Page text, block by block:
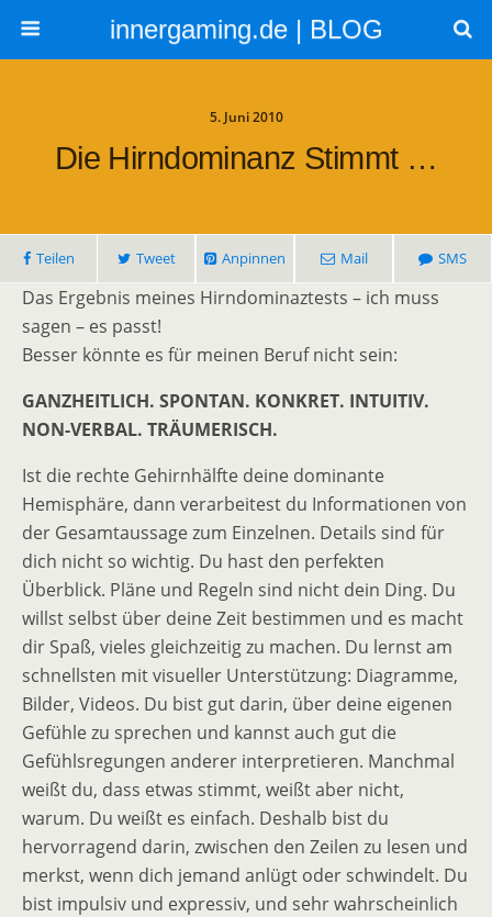
innergaming.de | BLOG
5. Juni 2010
Die Hirndominanz Stimmt …
Teilen Tweet Anpinnen Mail SMS
Das Ergebnis meines Hirndominaztests – ich muss
sagen – es passt!
Besser könnte es für meinen Beruf nicht sein:
GANZHEITLICH. SPONTAN. KONKRET. INTUITIV.
NON-VERBAL. TRÄUMERISCH.
Ist die rechte Gehirnhälfte deine dominante
Hemisphäre, dann verarbeitest du Informationen von
der Gesamtaussage zum Einzelnen. Details sind für
dich nicht so wichtig. Du hast den perfekten
Überblick. Pläne und Regeln sind nicht dein Ding. Du
willst selbst über deine Zeit bestimmen und es macht
dir Spaß, vieles gleichzeitig zu machen. Du lernst am
schnellsten mit visueller Unterstützung: Diagramme,
Bilder, Videos. Du bist gut darin, über deine eigenen
Gefühle zu sprechen und kannst auch gut die
Gefühlsregungen anderer interpretieren. Manchmal
weißt du, dass etwas stimmt, weißt aber nicht,
warum. Du weißt es einfach. Deshalb bist du
hervorragend darin, zwischen den Zeilen zu lesen und
merkst, wenn dich jemand anlügt oder schwindelt. Du
bist impulsiv und expressiv, und sehr wahrscheinlich